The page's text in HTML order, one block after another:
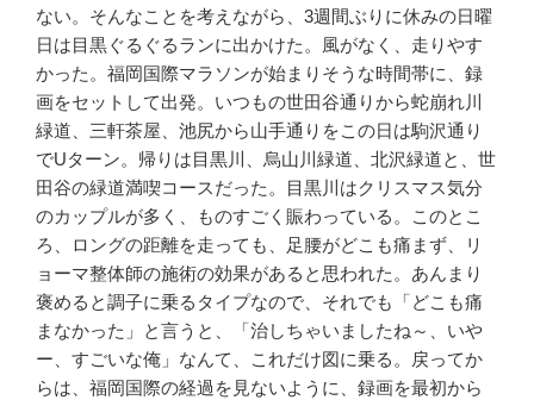
ない。そんなことを考えながら、3週間ぶりに休みの日曜
日は目黒ぐるぐるランに出かけた。風がなく、走りやす
かった。福岡国際マラソンが始まりそうな時間帯に、録
画をセットして出発。いつもの世田谷通りから蛇崩れ川
緑道、三軒茶屋、池尻から山手通りをこの日は駒沢通り
でUターン。帰りは目黒川、烏山川緑道、北沢緑道と、世
田谷の緑道満喫コースだった。目黒川はクリスマス気分
のカップルが多く、ものすごく賑わっている。このとこ
ろ、ロングの距離を走っても、足腰がどこも痛まず、リ
ョーマ整体師の施術の効果があると思われた。あんまり
褒めると調子に乗るタイプなので、それでも「どこも痛
まなかった」と言うと、「治しちゃいましたね～、いや
ー、すごいな俺」なんて、これだけ図に乗る。戻ってか
らは、福岡国際の経過を見ないように、録画を最初から